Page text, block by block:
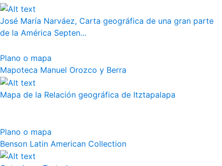
José María Narváez, Carta geográfica de una gran parte
de la América Septen...
Plano o mapa
Mapoteca Manuel Orozco y Berra
Mapa de la Relación geográfica de Itztapalapa
Plano o mapa
Benson Latin American Collection